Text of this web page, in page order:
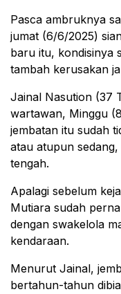
Pasca ambruknya
jumat (6/6/2025)
baru itu, kondisinya
tambah kerusakan
Jainal Nasution (37
wartawan, Minggu
jembatan itu sudah
atau atupun
tengah.
Apalagi sebelum
Mutiara sudah
dengan swakelola
kendaraan.
Menurut Jainal,
bertahun-tahun